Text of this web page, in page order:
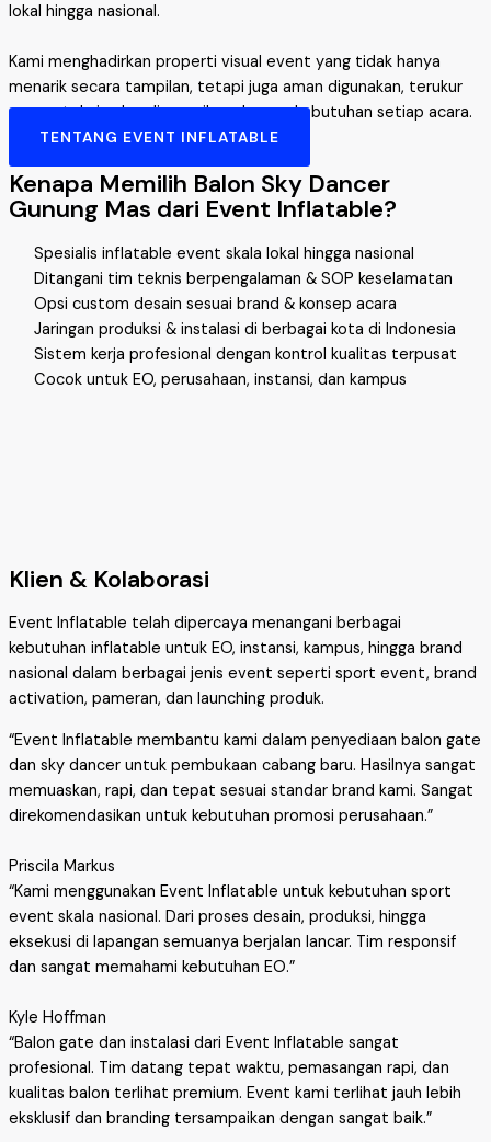
lokal hingga nasional.
Kami menghadirkan properti visual event yang tidak hanya
menarik secara tampilan, tetapi juga aman digunakan, terukur
secara teknis, dan disesuaikan dengan kebutuhan setiap acara.
TENTANG EVENT INFLATABLE
Kenapa Memilih Balon Sky Dancer
Gunung Mas dari Event Inflatable?
Spesialis inflatable event skala lokal hingga nasional
Ditangani tim teknis berpengalaman & SOP keselamatan
Opsi custom desain sesuai brand & konsep acara
Jaringan produksi & instalasi di berbagai kota di Indonesia
Sistem kerja profesional dengan kontrol kualitas terpusat
Cocok untuk EO, perusahaan, instansi, dan kampus
Klien & Kolaborasi
Event Inflatable telah dipercaya menangani berbagai
kebutuhan inflatable untuk EO, instansi, kampus, hingga brand
nasional dalam berbagai jenis event seperti sport event, brand
activation, pameran, dan launching produk.
“Event Inflatable membantu kami dalam penyediaan balon gate
dan sky dancer untuk pembukaan cabang baru. Hasilnya sangat
memuaskan, rapi, dan tepat sesuai standar brand kami. Sangat
direkomendasikan untuk kebutuhan promosi perusahaan.”
Priscila Markus
“Kami menggunakan Event Inflatable untuk kebutuhan sport
event skala nasional. Dari proses desain, produksi, hingga
eksekusi di lapangan semuanya berjalan lancar. Tim responsif
dan sangat memahami kebutuhan EO.”
Kyle Hoffman
“Balon gate dan instalasi dari Event Inflatable sangat
profesional. Tim datang tepat waktu, pemasangan rapi, dan
kualitas balon terlihat premium. Event kami terlihat jauh lebih
eksklusif dan branding tersampaikan dengan sangat baik.”